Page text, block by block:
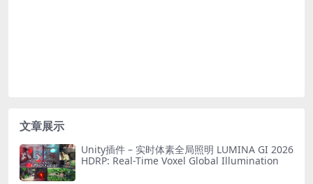
文章展示
Unity插件 – 实时体素全局照明 LUMINA GI 2026
HDRP: Real-Time Voxel Global Illumination